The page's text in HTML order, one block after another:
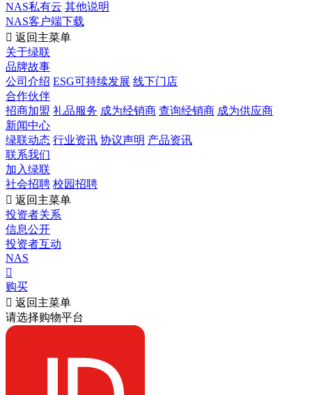
NAS私有云 其他说明
NAS客户端下载
 返回主菜单
关于绿联
品牌故事
公司介绍 ESG可持续发展 线下门店
合作伙伴
招商加盟 礼品服务 成为经销商 查询经销商 成为供应商
新闻中心
绿联动态 行业资讯 协议声明 产品资讯
联系我们
加入绿联
社会招聘 校园招聘
 返回主菜单
投资者关系
信息公开
投资者互动
NAS

购买
 返回主菜单
请选择购物平台